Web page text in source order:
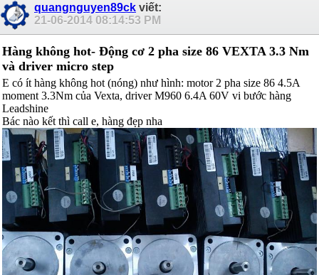
quangnguyen89ck viết:
21-06-2014 08:14:53 PM
Hàng không hot- Động cơ 2 pha size 86 VEXTA 3.3 Nm
và driver micro step
E có ít hàng không hot (nóng) như hình: motor 2 pha size 86 4.5A
moment 3.3Nm của Vexta, driver M960 6.4A 60V vi bước hàng
Leadshine
Bác nào kết thì call e, hàng đẹp nha